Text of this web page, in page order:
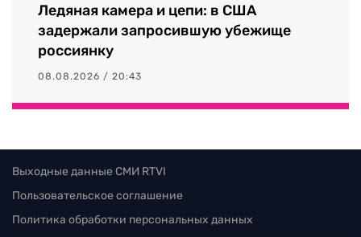
Ледяная камера и цепи: в США
задержали запросившую убежище
россиянку
08.08.2026 / 20:43
Выходные данные СМИ RTVI
Пользовательское соглашение
Политика обработки персональных данных